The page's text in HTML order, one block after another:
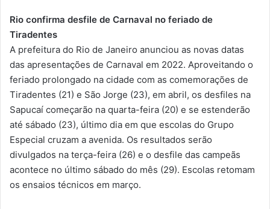
Rio confirma desfile de Carnaval no feriado de
Tiradentes
A prefeitura do Rio de Janeiro anunciou as novas datas
das apresentações de Carnaval em 2022. Aproveitando o
feriado prolongado na cidade com as comemorações de
Tiradentes (21) e São Jorge (23), em abril, os desfiles na
Sapucaí começarão na quarta-feira (20) e se estenderão
até sábado (23), último dia em que escolas do Grupo
Especial cruzam a avenida. Os resultados serão
divulgados na terça-feira (26) e o desfile das campeãs
acontece no último sábado do mês (29). Escolas retomam
os ensaios técnicos em março.